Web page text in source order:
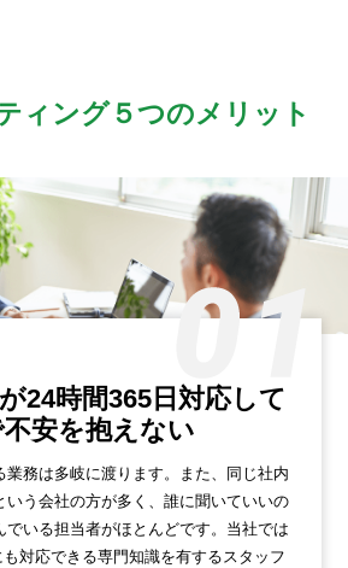
ィング５つのメリット
24時間365日 対応して
安を抱えない
業務は多岐に渡ります。また、同じ社内
いう会社の方が多く、誰に聞いていいの
でいる担当者がほとんどです。当社では
対応できる専門知識を有するスタッフ